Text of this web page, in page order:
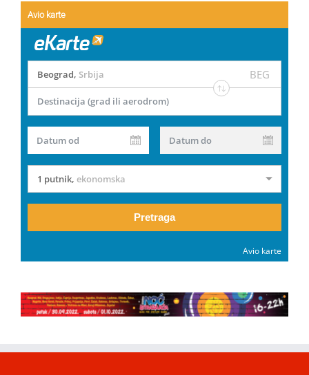
Avio karte
Beograd, Srbija BEG
Destinacija (grad ili aerodrom)
Datum od Datum do
1 putnik, ekonomska
Pretraga
Avio karte